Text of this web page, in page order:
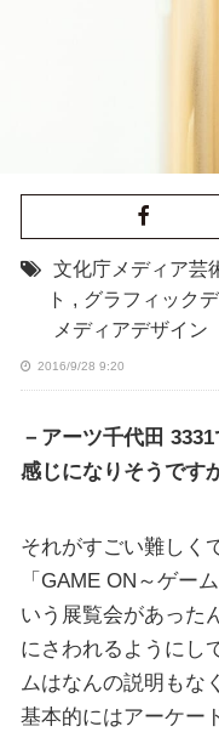
文化庁メディア芸
ト , グラフィック
メディアデザイン
2016/9/28 9:20
－アーツ千代田
感じになりそうです
それがすごい難しく
「GAME ON～ゲー
いう展覧会があった
にさわれるようにし
ムはなんの説明もな
基本的にはアーケー